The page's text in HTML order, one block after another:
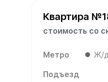
Квартира
стоимость со
Метро Ж/д
Подъезд